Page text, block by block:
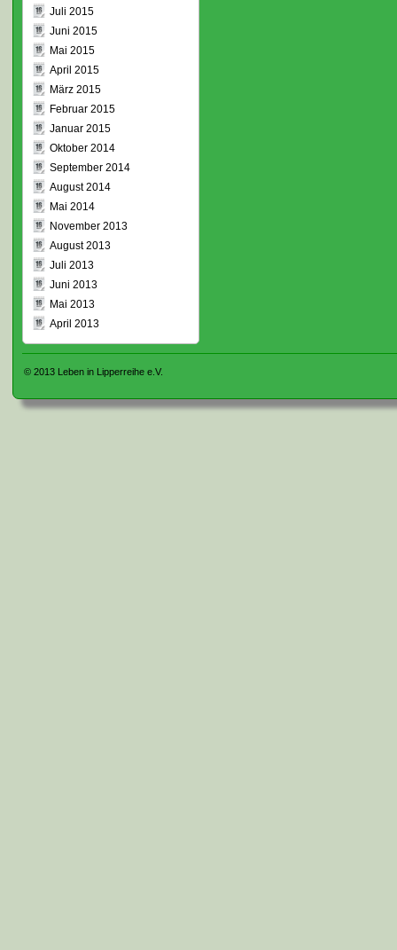
Juli 2015
Juni 2015
Mai 2015
April 2015
März 2015
Februar 2015
Januar 2015
Oktober 2014
September 2014
August 2014
Mai 2014
November 2013
August 2013
Juli 2013
Juni 2013
Mai 2013
April 2013
© 2013 Leben in Lipperreihe e.V.